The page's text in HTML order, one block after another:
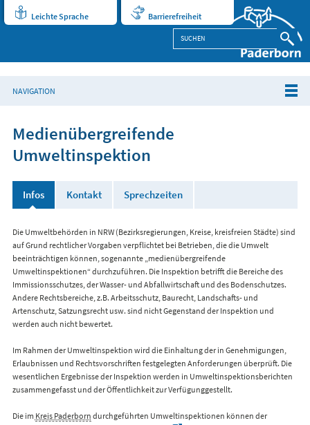
Leichte Sprache Barrierefreiheit
NAVIGATION
Medienübergreifende
Umweltinspektion
Infos Kontakt Sprechzeiten
Die Umweltbehörden in NRW (Bezirksregierungen, Kreise, kreisfreien Städte) sind
auf Grund rechtlicher Vorgaben verpflichtet bei Betrieben, die die Umwelt
beeinträchtigen können, sogenannte „medienübergreifende
Umweltinspektionen“ durchzuführen. Die Inspektion betrifft die Bereiche des
Immissionsschutzes, der Wasser- und Abfallwirtschaft und des Bodenschutzes.
Andere Rechtsbereiche, z.B. Arbeitsschutz, Baurecht, Landschafts- und
Artenschutz, Satzungsrecht usw. sind nicht Gegenstand der Inspektion und
werden auch nicht bewertet.
Im Rahmen der Umweltinspektion wird die Einhaltung der in Genehmigungen,
Erlaubnissen und Rechtsvorschriften festgelegten Anforderungen überprüft. Die
wesentlichen Ergebnisse der Inspektion werden in Umweltinspektionsberichten
zusammengefasst und der Öffentlichkeit zur Verfügunggestellt.
Die im Kreis Paderborn durchgeführten Umweltinspektionen können der